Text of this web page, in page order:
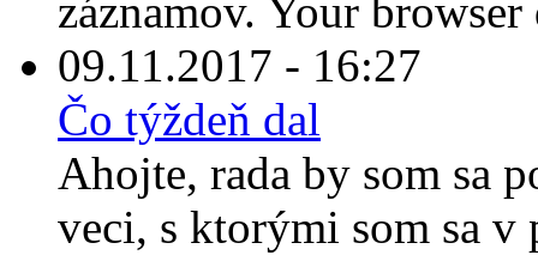
záznamov. Your
09.11.2017 - 16:27
Čo týždeň dal
Ahojte, rada by som sa
veci, s ktorými som sa v